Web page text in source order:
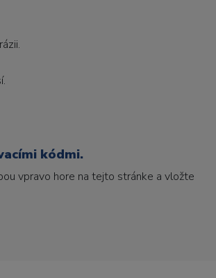
kódmi.
vpravo hore na tejto stránke a vložte